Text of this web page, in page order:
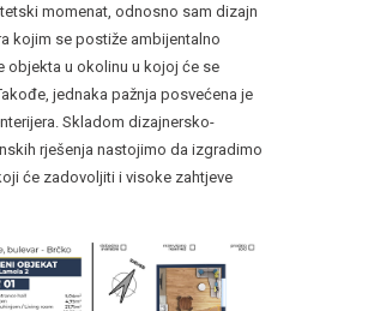
momenat, odnosno sam dizajn
kojim se postiže ambijentalno
objekta u okolinu u kojoj će se
jednaka pažnja posvećena je
Skladom dizajnersko-
rješenja nastojimo da izgradimo
će zadovoljiti i visoke zahtjeve